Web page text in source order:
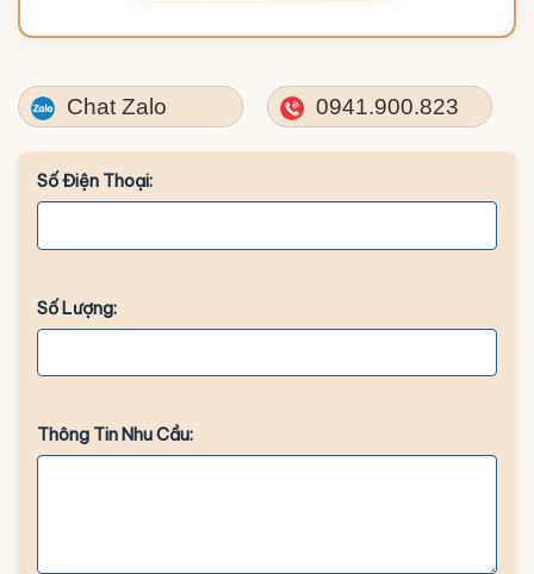
Chat Zalo 0941.900.823
Số Điện Thoại:
Số Lượng:
Thông Tin Nhu Cầu: